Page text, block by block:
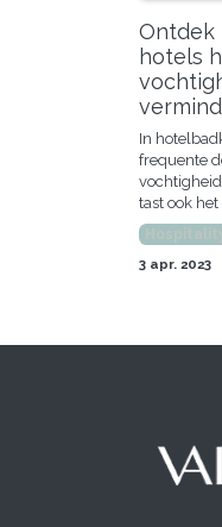
Ontdek
hotels
In
frequente
tast ook
3 apr. 2023